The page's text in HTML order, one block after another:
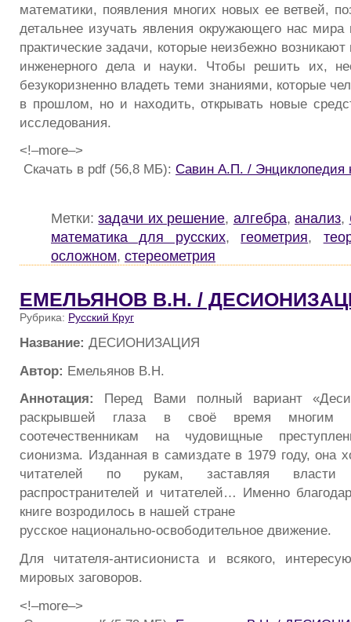
математики, появления многих новых ее ветвей,
детальнее изучать явления окружающего нас мира
практические задачи, которые неизбежно
инженерного дела и науки. Чтобы решить их,
безукоризненно владеть теми знаниями, которые
в прошлом, но и находить, открывать новые
исследования.
<!–more–>
Скачать в pdf (56,8 МБ): Савин А.П. / Энциклопедия
Метки:задачи их решение, алгебра,анализ,
математика для русских, геометрия,
осложном, стереометрия
ЕМЕЛЬЯНОВ В.Н. /
Рубрика: Русский Круг
Название: ДЕСИОНИЗАЦИЯ
Автор: Емельянов В.Н.
Аннотация: Перед Вами полный вариант
раскрывшей глаза в своё время
соотечественникам на чудовищные
сионизма. Изданная в самиздате в 1979 году, она
читателей по рукам, заставляя власти
распространителей и читателей… Именно
книге возродилось в нашей стране
русское национально-освободительное движение.
Для читателя-антисиониста и всякого,
мировых заговоров.
<!–more–>